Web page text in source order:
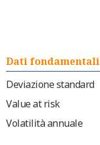
Dati fondamentali
Deviazione standard
Value at risk
Volatilità annuale